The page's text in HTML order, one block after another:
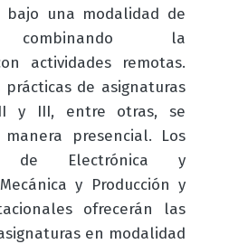
una modalidad de
combinando la
actividades remotas.
de asignaturas
y III, entre otras, se
presencial. Los
de Electrónica y
y Producción y
ofrecerán las
en modalidad